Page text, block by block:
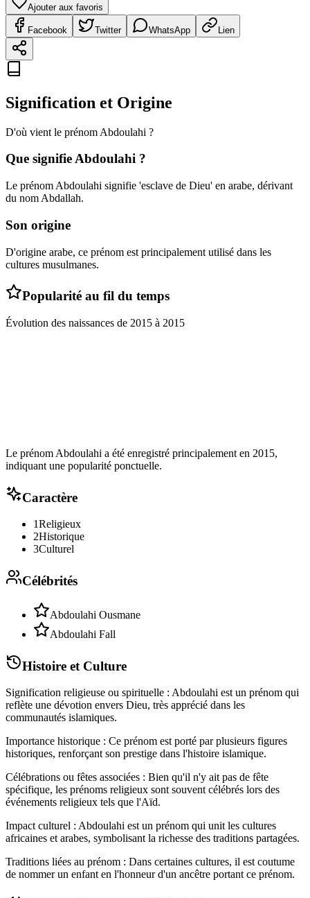
Ajouter aux favoris
Facebook Twitter WhatsApp Lien
Signification et Origine
D'où vient le prénom Abdoulahi ?
Que signifieAbdoulahi ?
Le prénom Abdoulahi signifie 'esclave de Dieu' en arabe, dérivant
du nom Abdallah.
Son origine
D'origine arabe, ce prénom est principalement utilisé dans les
cultures musulmanes.
Popularité au fil du temps
Évolution des naissances de 2015 à 2015
Le prénom Abdoulahi a été enregistré principalement en 2015,
indiquant une popularité ponctuelle.
Caractère
1Religieux
2Historique
3Culturel
Célébrités
Abdoulahi Ousmane
Abdoulahi Fall
Histoire et Culture
Signification religieuse ou spirituelle : Abdoulahi est un prénom qui
reflète une dévotion envers Dieu, très apprécié dans les
communautés islamiques.
Importance historique : Ce prénom est porté par plusieurs figures
historiques, renforçant son prestige dans l'histoire islamique.
Célébrations ou fêtes associées : Bien qu'il n'y ait pas de fête
spécifique, les prénoms religieux sont souvent célébrés lors des
événements religieux tels que l'Aïd.
Impact culturel : Abdoulahi est un prénom qui unit les cultures
africaines et arabes, symbolisant la richesse des traditions partagées.
Traditions liées au prénom : Dans certaines cultures, il est coutume
de nommer un enfant en l'honneur d'un ancêtre portant ce prénom.